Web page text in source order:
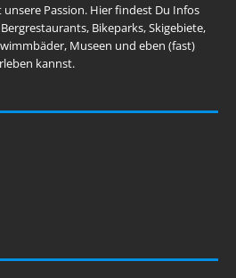
unsere Passion. Hier findest Du Infos
Bikeparks, Skigebiete,
Museen und eben (fast)
kannst.